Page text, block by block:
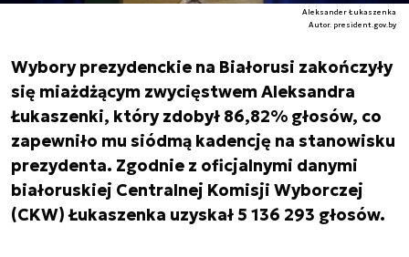
Aleksander Łukaszenka
Autor. president.gov.by
Wybory prezydenckie na Białorusi zakończyły
się miażdżącym zwycięstwem Aleksandra
Łukaszenki, który zdobył 86,82% głosów, co
zapewniło mu siódmą kadencję na stanowisku
prezydenta. Zgodnie z oficjalnymi danymi
białoruskiej Centralnej Komisji Wyborczej
(CKW) Łukaszenka uzyskał 5 136 293 głosów.